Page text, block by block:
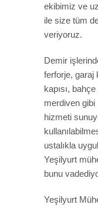
ekibimiz ve
ile size tüm
veriyoruz.
Demir
ferforje, garaj
kapısı,
merdiven
hizmeti
ustalıkla
Yeşilyurt
bunu
Yeşilyurt